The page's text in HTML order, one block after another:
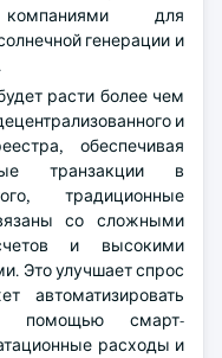
компаниями для
генерации и
расти более чем
и
обеспечивая
транзакции в
традиционные
со сложными
и высокими
Это улучшает спрос
автоматизировать
помощью смарт-
расходы и